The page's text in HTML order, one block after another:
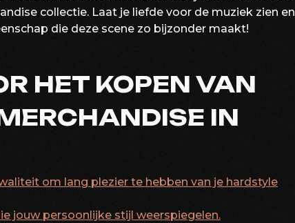
collectie. Laat je liefde voor de muziek zien en
die deze scene zo bijzonder maakt!
HET KOPEN VAN
IN
om lang plezier te hebben van je hardstyle
jouw persoonlijke stijl weerspiegelen.